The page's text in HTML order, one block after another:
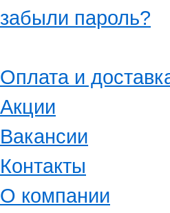
забыли пароль?
Оплата и
Акции
Вакансии
Контакты
О компании